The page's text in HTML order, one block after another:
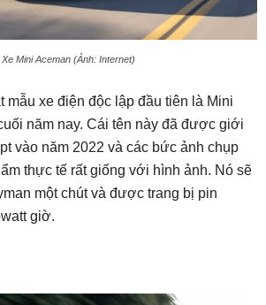
Xe Mini Aceman (Ảnh: Internet)
mẫu xe điện độc lập đầu tiên là Mini
năm nay. Cái tên này đã được giới
vào năm 2022 và các bức ảnh chụp
thực tế rất giống với hình ảnh. Nó sẽ
một chút và được trang bị pin
giờ.